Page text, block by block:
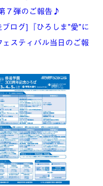
７弾のご報告♪
ログ]『ひろしま”愛”に
スティバル当日のご報